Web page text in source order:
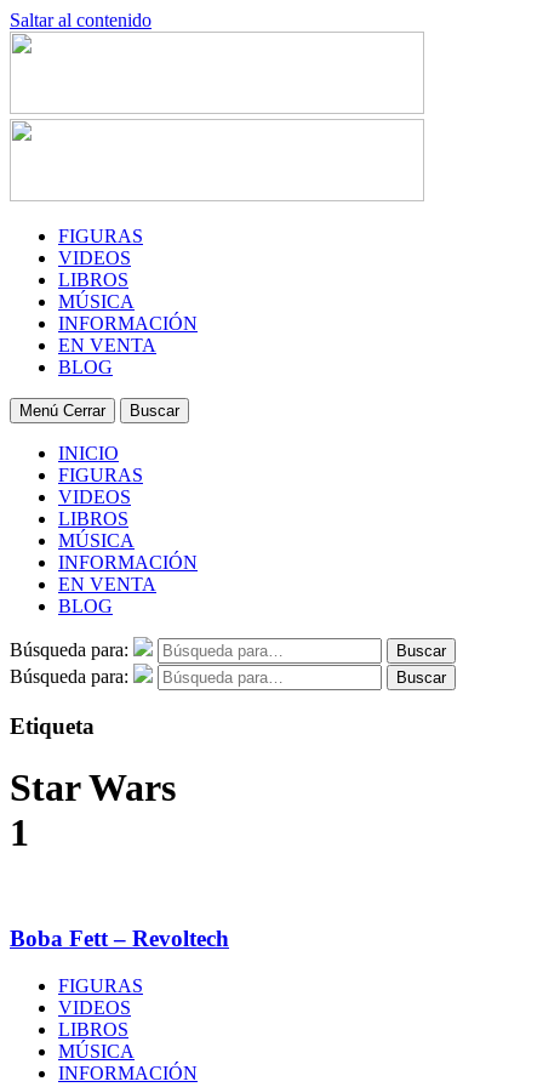
Saltar al contenido
FIGURAS
VIDEOS
LIBROS
MÚSICA
INFORMACIÓN
EN VENTA
BLOG
Menú Cerrar Buscar
INICIO
FIGURAS
VIDEOS
LIBROS
MÚSICA
INFORMACIÓN
EN VENTA
BLOG
Búsqueda para: Buscar
Búsqueda para: Buscar
Etiqueta
Star Wars
1
Boba Fett – Revoltech
FIGURAS
VIDEOS
LIBROS
MÚSICA
INFORMACIÓN